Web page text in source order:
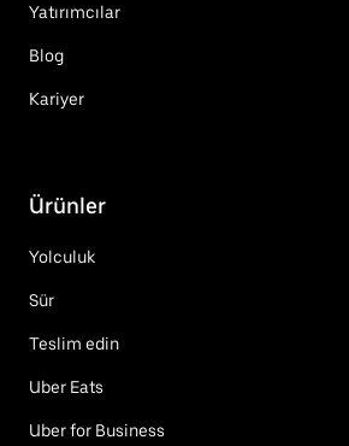
Yatırımcılar
Blog
Kariyer
Ürünler
Yolculuk
Sür
Teslim edin
Uber Eats
Uber for Business